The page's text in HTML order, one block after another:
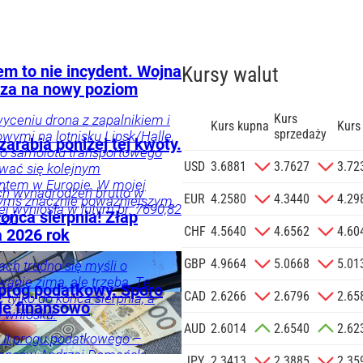
na
na podany
w imieniu
zlecenie jej
SIĘ
to nie incydent. Wojna
na nowy poziom
drona z zapalnikiem i
na lotnisku Lipsk/Halle,
samolotu transportowego
się kolejnym
w Europie. W mojej
znacznie poważniejszym.
poniżej tej kwoty.
wynagrodzeń brutto w
wyniosła w lutym br. 7690,82
sierpnia! Złap
2026 rok
trudno się myśli o
zimą, ale trzeba. Tę
tylko do końca sierpnia, a
wniosku.
podatkowy. Sporo
finansowo
progu podatkowego –
Andrzej Domański –
Kursy walut
Kurs kupna Kurs
sprzedaży
USD 3.6881 3.7627
EUR 4.2580 4.3440
CHF 4.5640 4.6562
GBP 4.9664 5.0668
CAD 2.6266 2.6796
AUD 2.6014 2.6540